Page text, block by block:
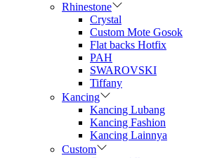
Rhinestone
Crystal
Custom Mote Gosok
Flat backs Hotfix
PAH
SWAROVSKI
Tiffany
Kancing
Kancing Lubang
Kancing Fashion
Kancing Lainnya
Custom